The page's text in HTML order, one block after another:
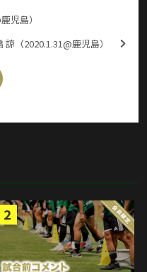
児島）
諒（2020.1.31@鹿児島）